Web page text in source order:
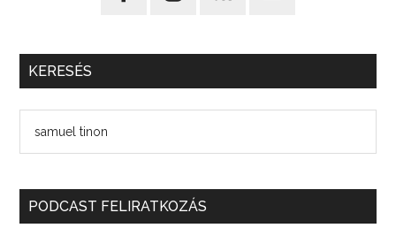
KERESÉS
PODCAST FELIRATKOZÁS